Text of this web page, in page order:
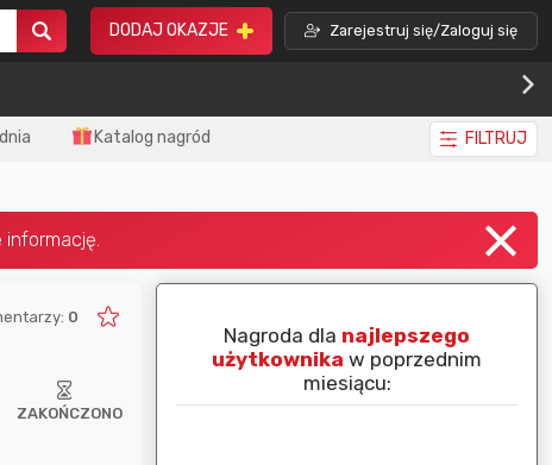
DODAJ OKAZJE Zarejestruj się/Zaloguj się
Katalog nagród FILTRUJ
0
ZAKOŃCZONO
Nagroda dla najlepszego
użytkownika w poprzednim
miesiącu: